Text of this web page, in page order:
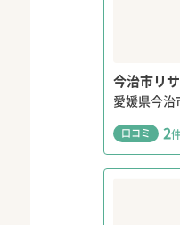
今治市リ
愛媛県今治
口コミ 2